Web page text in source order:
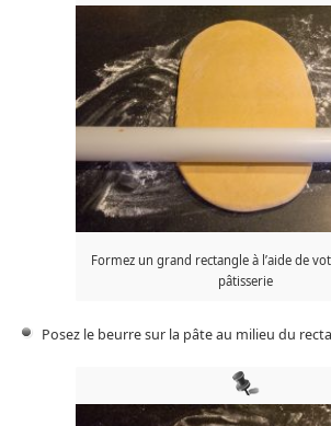
Formez un grand rectangle à l’aide de
pâtisserie
Posez le beurre sur la pâte au milieu du